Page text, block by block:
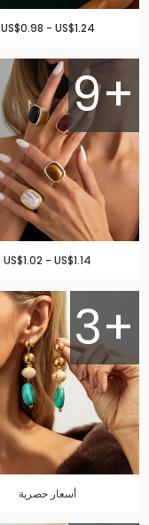
US$0.98 - US$1.24
9+
US$1.02 - US$1.14
3+
أسعار حصرية